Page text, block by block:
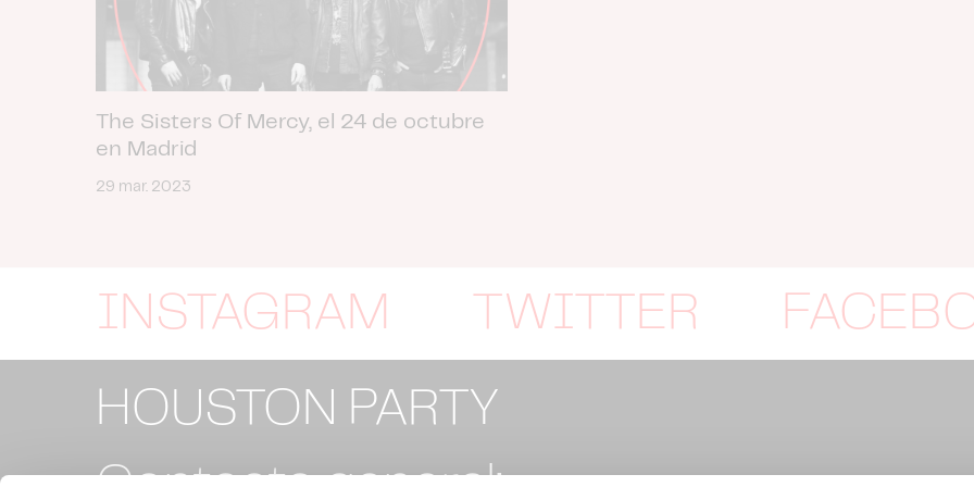
The Sisters Of Mercy, el 24 de octubre
en Madrid
29 mar. 2023
INSTAGRAM TWITTER
HOUSTON PARTY